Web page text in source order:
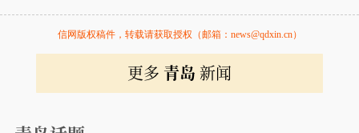
信网版权稿件，转载请获取授权（邮箱：news@qdxin.cn）
更多 青岛 新闻